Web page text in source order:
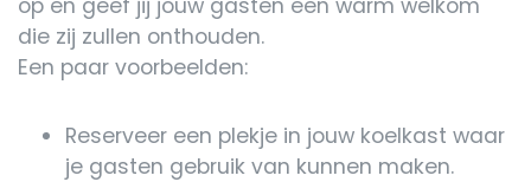
op en geef jij jouw gasten een warm welkom
die zij zullen onthouden.
Een paar voorbeelden:
Reserveer een plekje in jouw koelkast waar
je gasten gebruik van kunnen maken.